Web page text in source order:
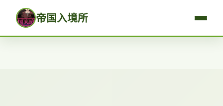
帝国入境所